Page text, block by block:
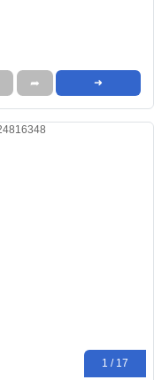
➦ ➜
1 / 17